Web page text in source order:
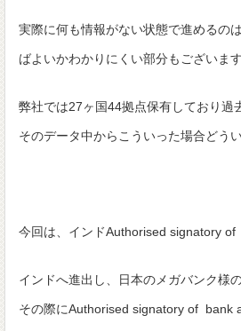
実際に何も情報がない状態で進めるの
ばよいかわかりにくい部分もございます
弊社では27ヶ国44拠点保有しており過
そのデータ中からこういった場合どう
今回は、インドAuthorised signatory of
インドへ進出し、日本のメガバンク様
その際にAuthorised signatory of bank